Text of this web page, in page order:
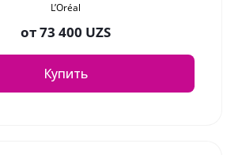
L’Oréal
от73 400 UZS
Купить